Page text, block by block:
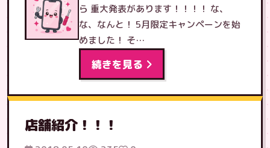
ら 重大発表があります！！！！ な、
な、なんと！ 5月限定キャンペーンを始
めました！ そ…
続きを見る
店舗紹介！！！